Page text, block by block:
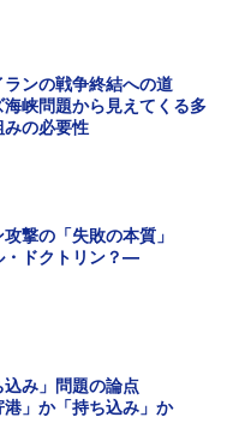
ランの戦争終結への道
峡問題から見えてくる多
みの必要性
撃の「失敗の本質」
ドクトリン？―
み」問題の論点
」か「持ち込み」か